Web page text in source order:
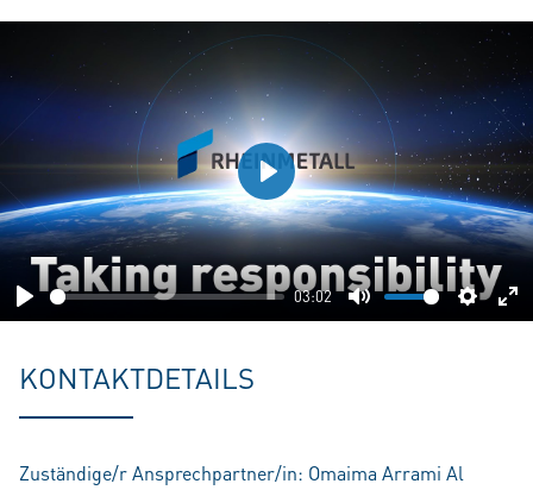
Play
03:02
Mute
Play
KONTAKTDETAILS
Zuständige/r Ansprechpartner/in: Omaima Arrami Al